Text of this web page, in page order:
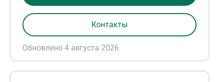
Обновлено 4 августа 2026
Контакты